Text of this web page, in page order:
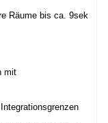
Räume bis ca. 9sek
mit